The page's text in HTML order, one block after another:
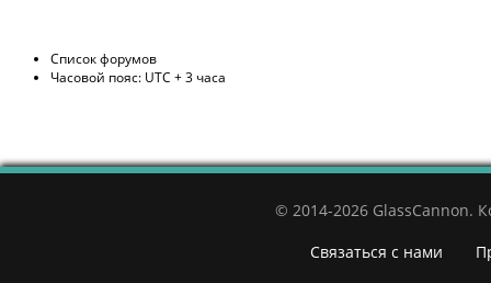
Список форумов
Часовой пояс: UTC + 3 часа
© 2014-2026 GlassCannon.
Связаться с нами